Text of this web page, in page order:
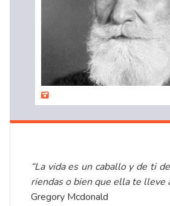
“La vida es un caballo y de ti
riendas o bien que ella te lleve
Gregory Mcdonald